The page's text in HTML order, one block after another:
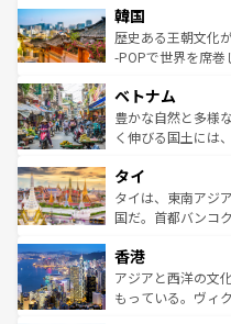
ワイを、存分に味わってほしい。
はコンテンツ一覧
いる。アクティビ
ビング、ハイキン
い。オーストラリ
参照してほしい。
ン）、静ひつな山
と山間の静けさが
驚きをもたらして
容にもいいと評判
が味わ
照してほしい。
韓国
歴史ある王朝文化
-POPで世界を席巻
き、地方に足を延
できる。そして、
まで、さまざまな
リティに包まれな
覧を参照してほし
ベトナム
豊かな自然と多様
く伸びる国土には
急速な発展と共に
ーチミン市のフラ
醸し出している。
とつ。フォーやバ
ひ現地で味わいた
が旅行者を迎えて
タイ
タイは、東南アジ
国だ。首都バンコ
の活気が交差して
帯で自然と触れ合
いビーチでリゾー
香港
アジアと西洋の文
もっている。ヴィ